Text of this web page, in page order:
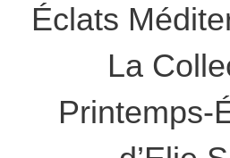
Éclats
La
Printemps-